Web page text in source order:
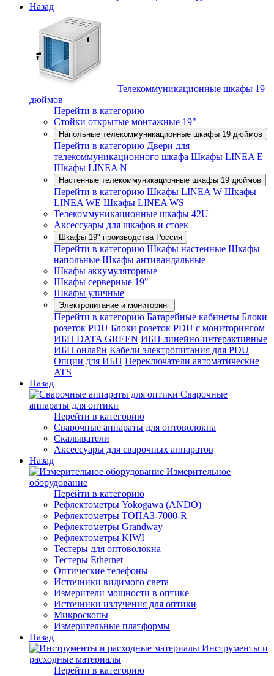
Назад
Телекоммуникационные шкафы 19
дюймов
Перейти в категорию
Стойки открытые монтажные 19"
Напольные телекоммуникационные шкафы 19 дюймов
Перейти в категорию Двери для
телекоммуникационного шкафа Шкафы LINEA E
Шкафы LINEA N
Настенные телекоммуникационные шкафы 19 дюймов
Перейти в категорию Шкафы LINEA W Шкафы
LINEA WE Шкафы LINEA WS
Телекоммуникационные шкафы 42U
Аксессуары для шкафов и стоек
Шкафы 19" производства Россия
Перейти в категорию Шкафы настенные Шкафы
напольные Шкафы антивандальные
Шкафы аккумуляторные
Шкафы серверные 19"
Шкафы уличные
Электропитание и мониторинг
Перейти в категорию Батарейные кабинеты Блоки
розеток PDU Блоки розеток PDU с мониторингом
ИБП DATA GREEN ИБП линейно-интерактивные
ИБП онлайн Кабели электропитания для PDU
Опции для ИБП Переключатели автоматические
ATS
Назад
Сварочные
аппараты для оптики
Перейти в категорию
Сварочные аппараты для оптоволокна
Скалыватели
Аксессуары для сварочных аппаратов
Назад
Измерительное
оборудование
Перейти в категорию
Рефлектометры Yokogawa (ANDO)
Рефлектометры ТОПАЗ-7000-R
Рефлектометры Grandway
Рефлектометры KIWI
Тестеры для оптоволокна
Тестеры Ethernet
Оптические телефоны
Источники видимого света
Измерители мощности в оптике
Источники излучения для оптики
Микроскопы
Измерительные платформы
Назад
Инструменты и
расходные материалы
Перейти в категорию